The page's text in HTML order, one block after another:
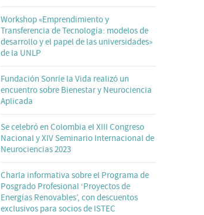
Workshop «Emprendimiento y
Transferencia de Tecnología: modelos de
desarrollo y el papel de las universidades»
de la UNLP
Fundación Sonríe la Vida realizó un
encuentro sobre Bienestar y Neurociencia
Aplicada
Se celebró en Colombia el XIII Congreso
Nacional y XIV Seminario Internacional de
Neurociencias 2023
Charla informativa sobre el Programa de
Posgrado Profesional ‘Proyectos de
Energías Renovables’, con descuentos
exclusivos para socios de ISTEC